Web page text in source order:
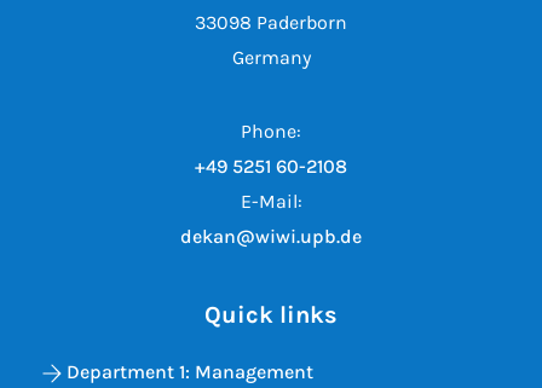
33098 Paderborn
Germany
Phone:
+49 5251 60-2108
E-Mail:
dekan@wiwi.upb.de
Quick links
Department 1: Management